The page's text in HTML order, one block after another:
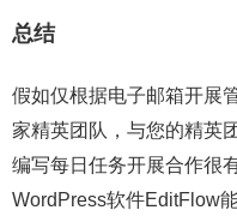
总结
假如仅根据电子邮箱开展
家精英团队，与您的精英
编写每日任务开展合作很
WordPress软件EditFlow